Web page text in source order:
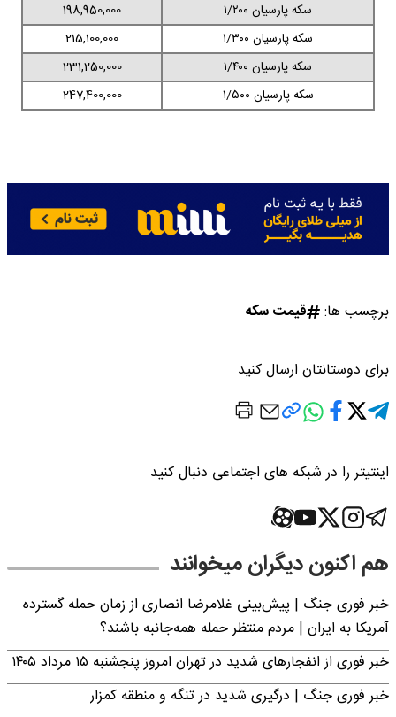
سکه پارسیان ۱/۲۰۰
198,950,000
سکه پارسیان ۱/۳۰۰
215,100,000
سکه پارسیان ۱/۴۰۰
231,250,000
سکه پارسیان ۱/۵۰۰
247,400,000
برچسب ها: قیمت سکه
برای دوستانتان ارسال کنید
اینتیتر را در شبکه های اجتماعی دنبال کنید
هم اکنون دیگران میخوانند
خبر فوری جنگ | پیش‌بینی غلامرضا انصاری از زمان حمله گسترده
آمریکا به ایران | مردم منتظر حمله همه‌جانبه باشند؟
خبر فوری از انفجارهای شدید در تهران امروز پنجشنبه ۱۵ مرداد ۱۴۰۵
خبر فوری جنگ | درگیری شدید در تنگه و منطقه کمزار